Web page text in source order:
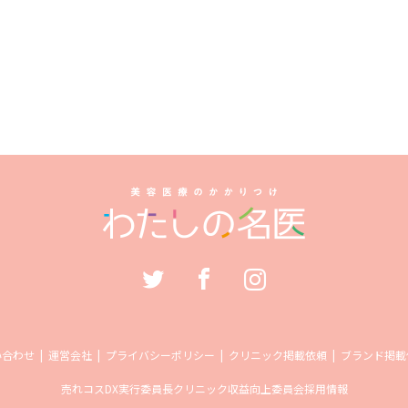
わせ 運営会社 プライバシーポリシー クリニック掲載依頼 ブランド掲
売れコスDX実行委員長クリニック収益向上委員会採用情報